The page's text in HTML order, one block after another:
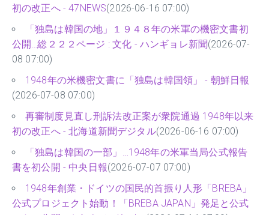
初の改正へ - 47NEWS(2026-06-16 07:00)
「独島は韓国の地」１９４８年の米軍の機密文書初
公開…総２２２ページ : 文化 - ハンギョレ新聞(2026-07-
08 07:00)
1948年の米機密文書に「独島は韓国領」 - 朝鮮日報
(2026-07-08 07:00)
再審制度見直し刑訴法改正案が衆院通過 1948年以来
初の改正へ - 北海道新聞デジタル(2026-06-16 07:00)
「独島は韓国の一部」…1948年の米軍当局公式報告
書を初公開 - 中央日報(2026-07-07 07:00)
1948年創業・ドイツの国民的首振り人形「BREBA」
公式プロジェクト始動！「BREBA JAPAN」発足と公式